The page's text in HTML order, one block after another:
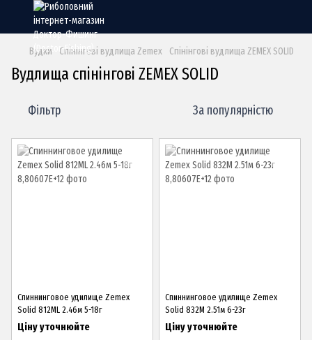
Вудки Спінінгові вудлища Zemex Спінінгові вудлища ZEMEX SOLID
Вудлища спінінгові ZEMEX SOLID
Фільтр За популярністю
Спиннинговое удилище Zemex
Solid 812ML 2.46м 5-18г
Ціну уточнюйте
Спиннинговое удилище Zemex
Solid 832M 2.51м 6-23г
Ціну уточнюйте